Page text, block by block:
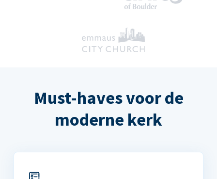
Must-haves voor de
moderne kerk